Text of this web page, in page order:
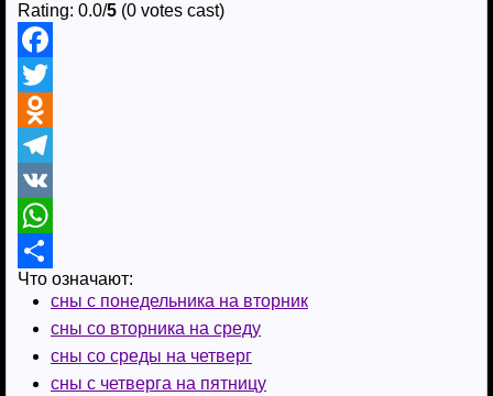
Rating: 0.0/5 (0 votes cast)
F
a
c
e
b
o
o
T
w
e
O
d
n
o
k
T
e
e
V
K
W
h
О
Что означают:
сны с понедельника на вторник
сны со вторника на среду
сны со среды на четверг
сны с четверга на пятницу